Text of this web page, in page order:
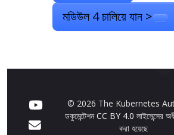
মডিউল 4 চালিয়ে যান >
© 2026 The Kubernetes
ডকুমেন্টেশনCC BY 4.0 লাইসেন্সের
করা হয়েছে